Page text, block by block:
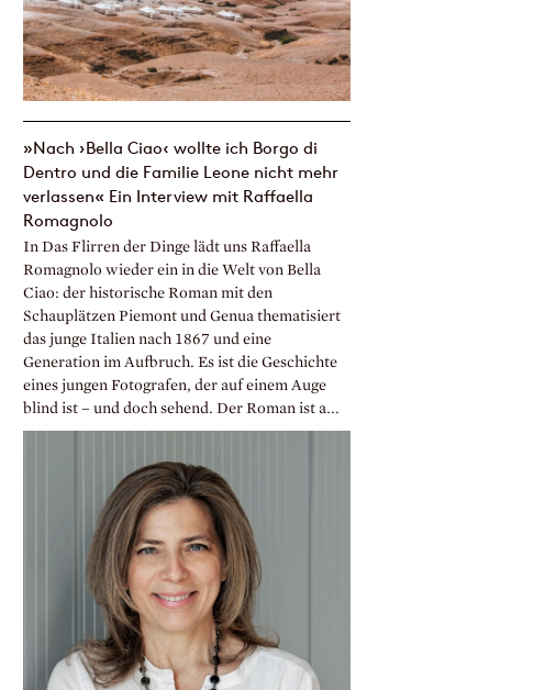
»Nach ›Bella Ciao‹ wollte ich Borgo di
Dentro und die Familie Leone nicht mehr
verlassen« Ein Interview mit Raffaella
Romagnolo
In Das Flirren der Dinge lädt uns Raffaella
Romagnolo wieder ein in die Welt von Bella
Ciao: der historische Roman mit den
Schauplätzen Piemont und Genua thematisiert
das junge Italien nach 1867 und eine
Generation im Aufbruch. Es ist die Geschichte
eines jungen Fotografen, der auf einem Auge
blind ist – und doch sehend. Der Roman ist a...